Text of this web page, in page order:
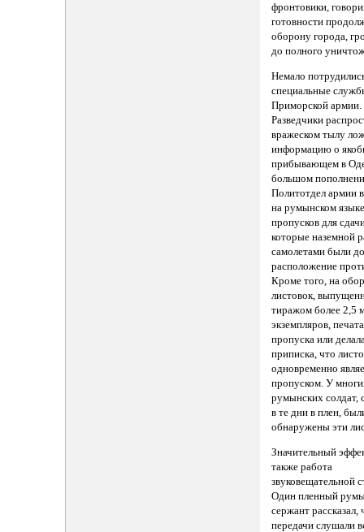
фронтовики,
готовности
оборону города,
до полного
Немало
специальные
Приморской армии.
Разведчики
вражеском тылу
информацию о
прибывающем в
большом
Политотдел армии
на румынском
пропусков для
которые наземной
самолетами были
расположение
Кроме того, на
листовок,
тиражом более 2,5
экземпляров,
пропуска или
приписка, что
одновременно
пропуском. У
румынских солдат,
в те дни в плен,
обнаружены эти
Значительный
также работа
звуковещательной
Один пленный
сержант рассказал,
передачи слушали